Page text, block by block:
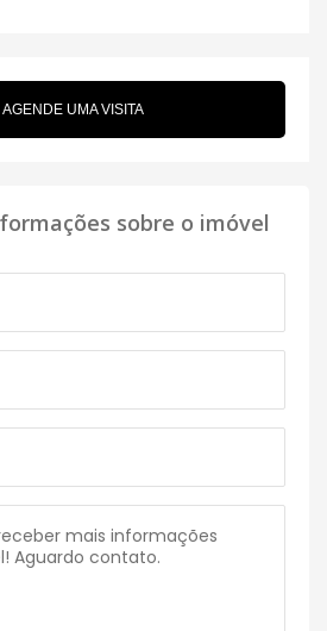
AGENDE UMA VISITA
sobre o imóvel